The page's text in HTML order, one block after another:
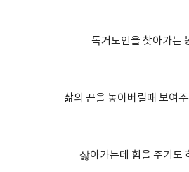
독거노인을 찾아가는
삶의 끈을 놓아버릴때 보여
삻아가는데 힘을 주기도